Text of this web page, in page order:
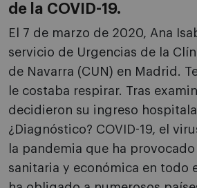
de la COVID-19.
El 7 de marzo de 2020, Ana
servicio de Urgencias de la
de Navarra (CUN) en Madrid.
le costaba respirar. Tras
decidieron su ingreso
¿Diagnóstico? COVID-19, el
la pandemia que ha
sanitaria y económica en todo